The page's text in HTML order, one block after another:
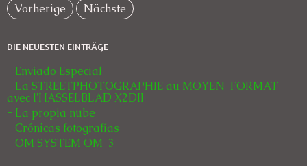
Vorherige Nächste
DIE NEUESTEN EINTRÄGE
- Enviado Especial
- La STREETPHOTOGRAPHIE au MOYEN-FORMAT
avec l'HASSELBLAD X2DII
- La propia nube
- Crónicas fotografías
- OM SYSTEM OM-3